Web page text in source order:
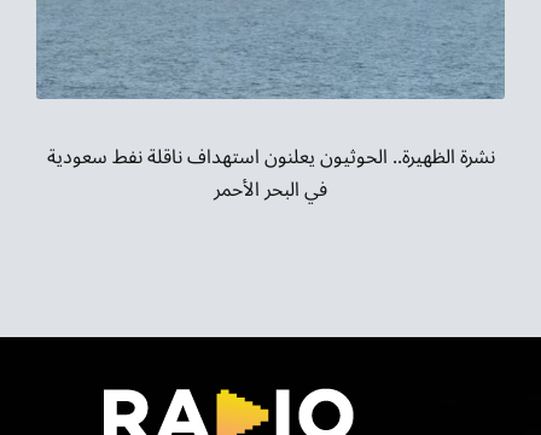
نشرة الظهيرة.. الحوثيون يعلنون استهداف ناقلة نفط سعودية
في البحر الأحمر